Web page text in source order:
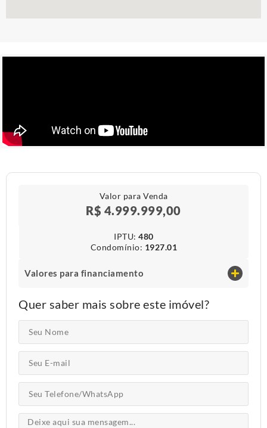
Valor para Venda
R$ 4.999.999,00
IPTU​: 480
Condomínio​: 1927.01
Valores para financiamento
Quer saber mais sobre este imóvel?